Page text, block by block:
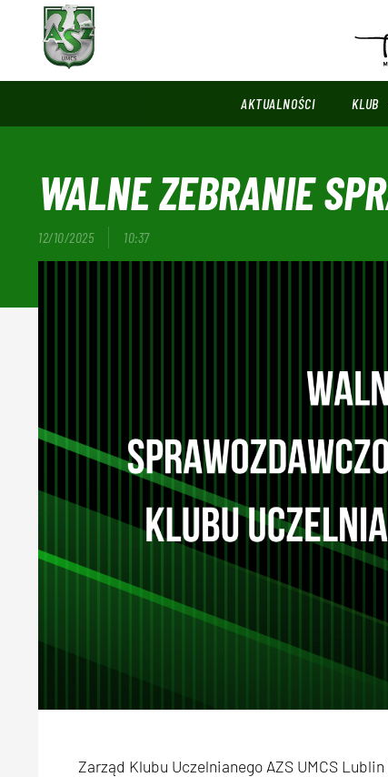
AKTUALNOŚCI KLUB
WALNE ZEBRANIE
12/10/2025 10:37
Zarząd Klubu Uczelnianego AZS UMCS